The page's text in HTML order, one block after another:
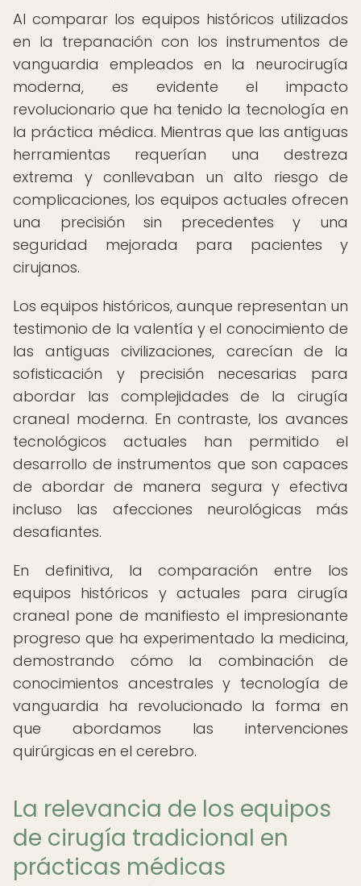
Al comparar los equipos históricos utilizados
en la trepanación con los instrumentos de
vanguardia empleados en la neurocirugía
moderna, es evidente el impacto
revolucionario que ha tenido la tecnología en
la práctica médica. Mientras que las antiguas
herramientas requerían una destreza
extrema y conllevaban un alto riesgo de
complicaciones, los equipos actuales ofrecen
una precisión sin precedentes y una
seguridad mejorada para pacientes y
cirujanos.
Los equipos históricos, aunque representan un
testimonio de la valentía y el conocimiento de
las antiguas civilizaciones, carecían de la
sofisticación y precisión necesarias para
abordar las complejidades de la cirugía
craneal moderna. En contraste, los avances
tecnológicos actuales han permitido el
desarrollo de instrumentos que son capaces
de abordar de manera segura y efectiva
incluso las afecciones neurológicas más
desafiantes.
En definitiva, la comparación entre los
equipos históricos y actuales para cirugía
craneal pone de manifiesto el impresionante
progreso que ha experimentado la medicina,
demostrando cómo la combinación de
conocimientos ancestrales y tecnología de
vanguardia ha revolucionado la forma en
que abordamos las intervenciones
quirúrgicas en el cerebro.
La relevancia de los equipos
de cirugía tradicional en
prácticas médicas